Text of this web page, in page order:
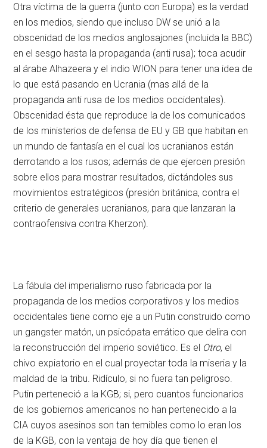
Otra víctima de la guerra (junto con Europa) es la verdad
en los medios, siendo que incluso DW se unió a la
obscenidad de los medios anglosajones (incluida la BBC)
en el sesgo hasta la propaganda (anti rusa); toca acudir
al árabe Alhazeera y el indio WION para tener una idea de
lo que está pasando en Ucrania (mas allá de la
propaganda anti rusa de los medios occidentales).
Obscenidad ésta que reproduce la de los comunicados
de los ministerios de defensa de EU y GB que habitan en
un mundo de fantasía en el cual los ucranianos están
derrotando a los rusos; además de que ejercen presión
sobre ellos para mostrar resultados, dictándoles sus
movimientos estratégicos (presión británica, contra el
criterio de generales ucranianos, para que lanzaran la
contraofensiva contra Kherzon).
La fábula del imperialismo ruso fabricada por la
propaganda de los medios corporativos y los medios
occidentales tiene como eje a un Putin construido como
un gangster matón, un psicópata errático que delira con
la reconstrucción del imperio soviético. Es el Otro, el
chivo expiatorio en el cual proyectar toda la miseria y la
maldad de la tribu. Ridículo, si no fuera tan peligroso.
Putin perteneció a la KGB; si, pero cuantos funcionarios
de los gobiernos americanos no han pertenecido a la
CIA cuyos asesinos son tan temibles como lo eran los
de la KGB, con la ventaja de hoy día que tienen el